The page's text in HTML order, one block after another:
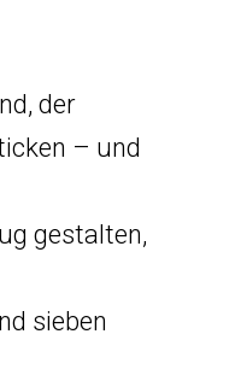
der
– und
gestalten,
sieben